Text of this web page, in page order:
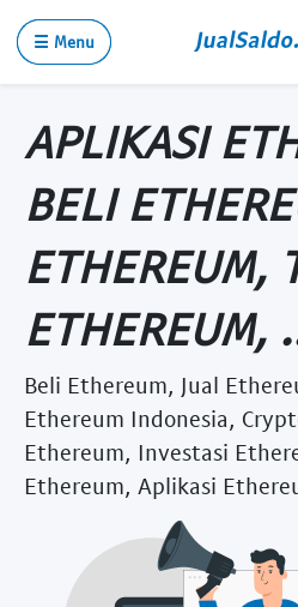
☰ Menu
APLIKASI
BELI
ETHEREUM,
ETHEREUM,
Beli Ethereum, Jual
Ethereum Indonesia,
Ethereum, Investasi
Ethereum, Aplikasi